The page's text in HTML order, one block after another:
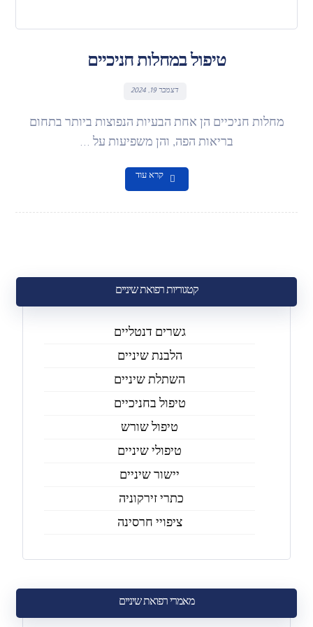
טיפול במחלות חניכיים
דצמבר 19, 2024
מחלות חניכיים הן אחת הבעיות הנפוצות ביותר בתחום
בריאות הפה, והן משפיעות על ...
קרא עוד
קטגוריות רפואת שיניים
גשרים דנטליים
הלבנת שיניים
השתלת שיניים
טיפול בחניכיים
טיפול שורש
טיפולי שיניים
יישור שיניים
כתרי זירקוניה
ציפויי חרסינה
מאמרי רפואת שיניים